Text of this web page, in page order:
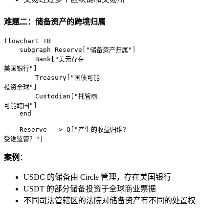
难题二：储备资产的跨境归属
flowchart TB
    subgraph Reserve["储备资产归属"]
        Bank["美元存在
美国银行"]
        Treasury["国债可能
投资全球"]
        Custodian["托管商
可能跨国"]
    end
    Reserve --> Q["产生的收益归谁？
受谁监管？"]
案例 ：
USDC 的储备由 Circle 管理，存在美国银行
USDT 的部分储备投资于全球商业票据
不同司法管辖区的法院对储备资产有不同的处置权